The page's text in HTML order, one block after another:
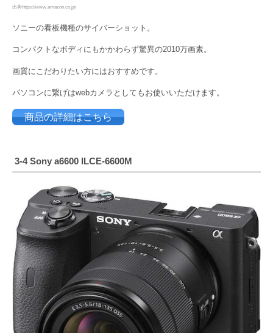
出典https://www.amazon.co.jp/
ソニーの看板機種のサイバーショット。
コンパクトなボディにもかかわらず驚異の2010万画素。
画質にこだわりたい方にはおすすめです。
パソコンに繋げはwebカメラとしてもお使いいただけます。
商品の詳細はこちら
3-4 Sony a6600 ILCE-6600M